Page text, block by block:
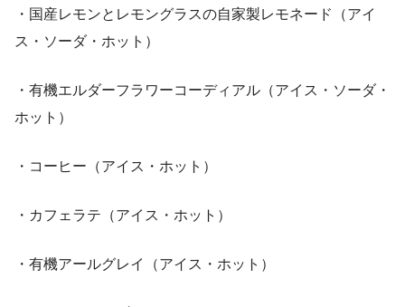
・国産レモンとレモングラスの自家製レモネード（アイ
ス・ソーダ・ホット）
・有機エルダーフラワーコーディアル（アイス・ソーダ・
ホット）
・コーヒー（アイス・ホット）
・カフェラテ（アイス・ホット）
・有機アールグレイ（アイス・ホット）